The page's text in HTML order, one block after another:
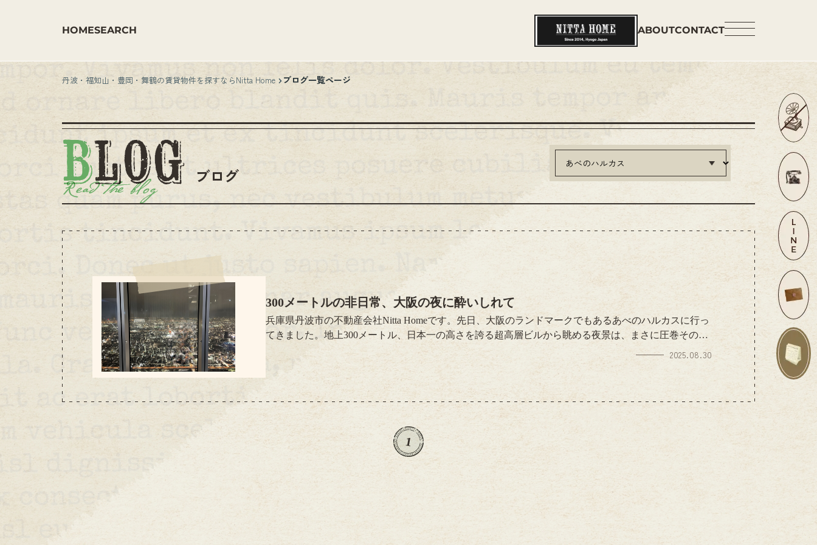
HOMESEARCH ABOUTCONTACT
丹波・福知山・豊岡・舞鶴の賃貸物件を探すならNitta Home ブログ一覧ページ
ブログ
300メートルの非日常、大阪の夜に酔いしれて
兵庫県丹波市の不動産会社Nitta Homeです。先日、大阪のランドマークでもあるあべのハルカスに行っ
てきました。地上300メートル、日本一の高さを誇る超高層ビルから眺める夜景は、まさに圧巻そのも
の。眼下に広がる街の灯りは宝石をちりばめたように輝き、普段の暮らしではなかなか体験できない
非日常の景色でした。展望台から見下ろす大阪の街は、昼間とはまったく違った表情を見せてくれま
す。梅田方面や通天閣、遠くの山並みまで一望でき、改めて大阪の街の大きさとエネルギーを感じる
ことができました。夜景を眺めながら過ごす時間は、とても贅沢で心が落ち着くひととき。日々の忙
しさを忘れ、リフレッシュできる特別な体験とな...
2025.08.30
1